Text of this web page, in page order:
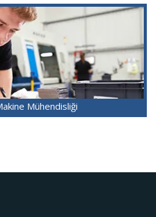
Mühendisliği